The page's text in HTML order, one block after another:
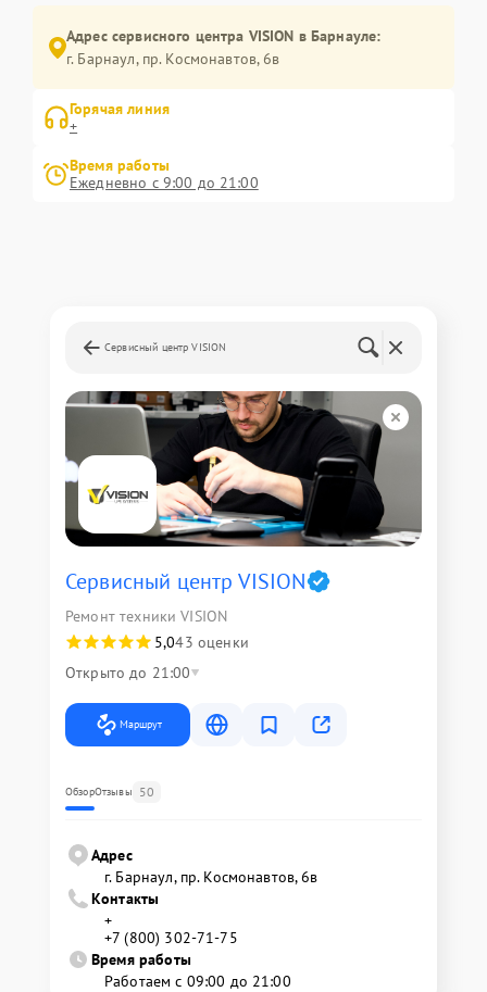
Адрес сервисного центра VISION в Барнауле:
г. Барнаул, ​пр. Космонавтов, 6в
Горячая линия
+
Время работы
Ежедневно с 9:00 до 21:00
Сервисный центр VISION
Сервисный центр VISION
Ремонт техники VISION
5,043 оценки
Открыто до 21:00
Маршрут
ОбзорОтзывы 50
Адрес
г. Барнаул, ​пр. Космонавтов, 6в
Контакты
+
+7 (800) 302-71-75
Время работы
Работаем с 09:00 до 21:00